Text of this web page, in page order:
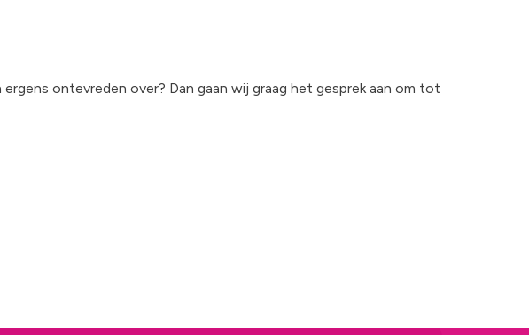
ontevreden over? Dan gaan wij graag het gesprek aan om tot